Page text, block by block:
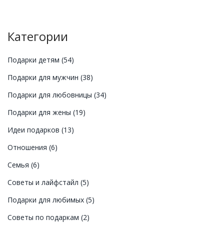
Категории
Подарки детям (54)
Подарки для мужчин (38)
Подарки для любовницы (34)
Подарки для жены (19)
Идеи подарков (13)
Отношения (6)
Семья (6)
Советы и лайфстайл (5)
Подарки для любимых (5)
Советы по подаркам (2)